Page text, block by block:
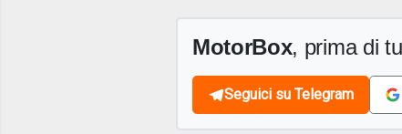
MotorBox, prima di
Seguici su Telegram